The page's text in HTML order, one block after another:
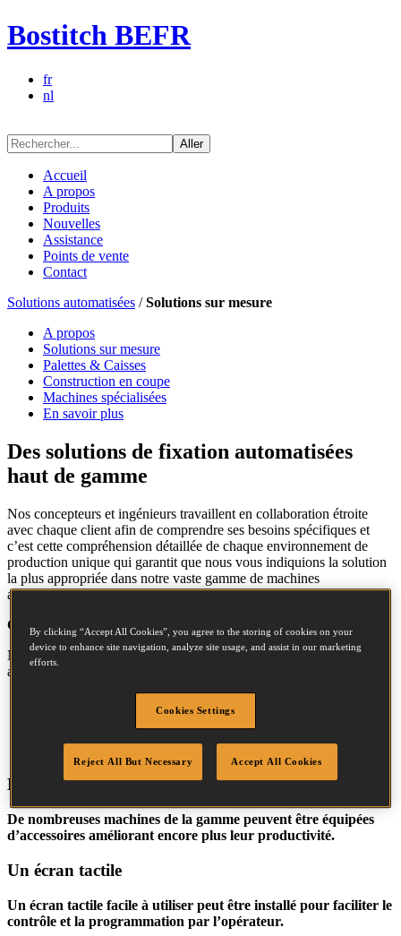
Bostitch BEFR
fr
nl
Aller
Accueil
A propos
Produits
Nouvelles
Assistance
Points de vente
Contact
Solutions automatisées /Solutions sur mesure
A propos
Solutions sur mesure
Palettes & Caisses
Construction en coupe
Machines spécialisées
En savoir plus
Des solutions de fixation automatisées
haut de gamme
Nos concepteurs et ingénieurs travaillent en collaboration étroite
avec chaque client afin de comprendre ses besoins spécifiques et
c’est cette compréhension détaillée de chaque environnement de
production unique qui garantit que nous vous indiquions la solution
la plus appropriée dans notre vaste gamme de machines
automatiques.
Conçus pour améliorer votre procédé de production.
Nous concentrons nos efforts pour vous fournir les solutions
automatisées les plus efficaces afin d’offrir à votre entreprise :
Des frais généraux réduits
De la précision et du contrôle
Des environnements de travail plus sécuritaires
Des accessoires en option
De nombreuses machines de la gamme peuvent être équipées
d’accessoires améliorant encore plus leur productivité.
Un écran tactile
Un écran tactile facile à utiliser peut être installé pour faciliter le
contrôle et la programmation par l’opérateur.
By clicking “Accept All Cookies”, you agree to the storing of cookies on your
device to enhance site navigation, analyze site usage, and assist in our marketing
efforts.
Cookies Settings
Reject All But Necessary Accept All Cookies